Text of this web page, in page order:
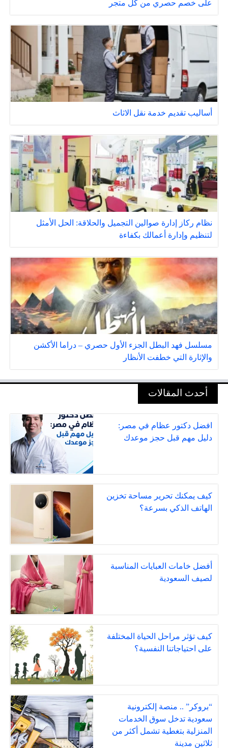
على خصم حصري من كل متجر
أساليب تقديم خدمة نقل الاثاث
نظام ركاز إدارة صوالين التجميل والحلاقة: الحل الأمثل
لتنظيم وإدارة أعمالك بكفاءة
مسلسل فهد البطل الجزء الأول حصري – دراما الأكشن
والإثارة التي خطفت الأنظار
أحدث المقالات
افضل دكتور عظام في مصر:
دليل مهم قبل حجز موعدك
كيف يمكنك تحرير مساحة تخزين
الهاتف الذكي بسرعة؟
أفضل خامات العبايات المناسبة
لصيف السعودية
كيف تؤثر مراحل الحياة المختلفة
على احتياجاتنا النفسية؟
“بروكر” .. منصة إلكترونية
سعودية تدخل سوق الخدمات
المنزلية بتغطية تشمل أكثر من
ثلاثين مدينة